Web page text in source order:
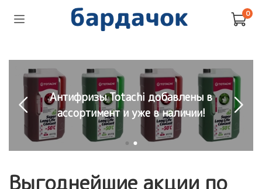
0
Антифризы Totachi добавлены в
ассортимент и уже в наличии!
Выгоднейшие акции по